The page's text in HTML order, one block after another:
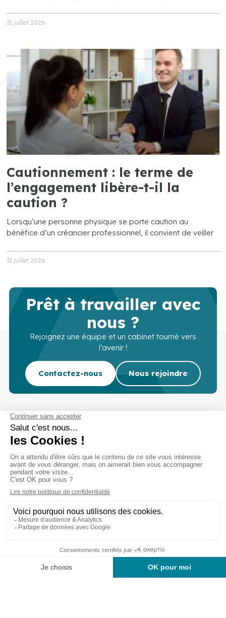
31 juillet 2026
Cautionnement : le terme de
l’engagement libère-t-il la
caution ?
Lorsqu’une personne physique se porte caution au
bénéfice d’un créancier professionnel, il convient de veiller
31 juillet 2026
Prêt à travailler avec
nous ?
Rejoignez une équipe et un cabinet tourné vers
l’avenir !
Contactez-nous Nous rejoindre
Cabinet d’experts-comptables commissaires aux
comptes sur Lille, Lens et Douai
Services Secteurs
Recrutement
Actu